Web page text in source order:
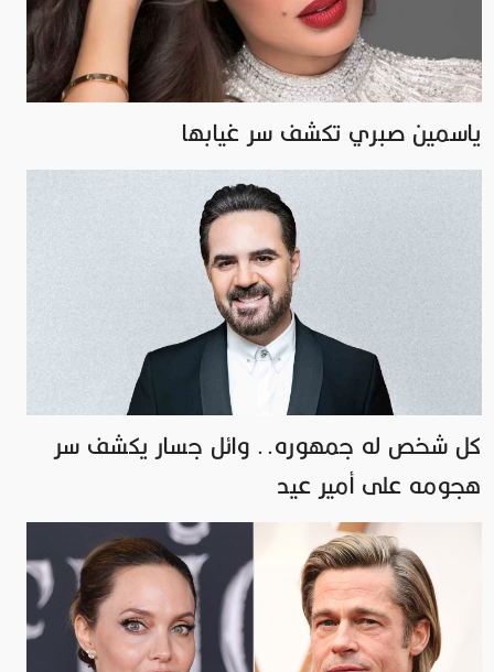
ياسمين صبري تكشف سر غيابها
كل شخص له جمهوره.. وائل جسار يكشف سر
هجومه على أمير عيد